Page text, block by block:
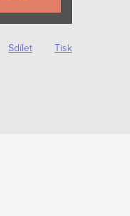
Tisk
Sdílet